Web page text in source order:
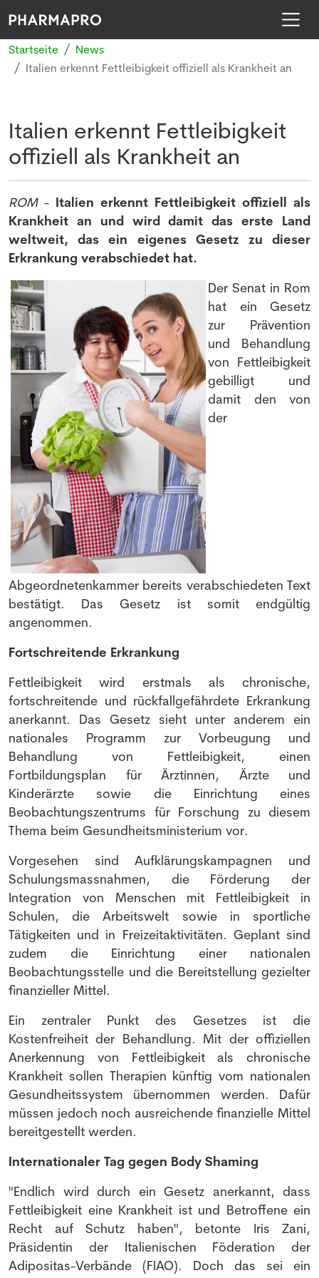
Startseite
News
Italien erkennt Fettleibigkeit offiziell als Krankheit an
Italien erkennt Fettleibigkeit
offiziell als Krankheit an
ROM- Italien erkennt Fettleibigkeit offiziell als
Krankheit an und wird damit das erste Land
weltweit, das ein eigenes Gesetz zu dieser
Erkrankung verabschiedet hat.
Der Senat in Rom
hat ein Gesetz
zur Prävention
und Behandlung
von Fettleibigkeit
gebilligt und
damit den von
der
Abgeordnetenkammer bereits verabschiedeten Text
bestätigt. Das Gesetz ist somit endgültig
angenommen.
Fortschreitende Erkrankung
Fettleibigkeit wird erstmals als chronische,
fortschreitende und rückfallgefährdete Erkrankung
anerkannt. Das Gesetz sieht unter anderem ein
nationales Programm zur Vorbeugung und
Behandlung von Fettleibigkeit, einen
Fortbildungsplan für Ärztinnen, Ärzte und
Kinderärzte sowie die Einrichtung eines
Beobachtungszentrums für Forschung zu diesem
Thema beim Gesundheitsministerium vor.
Vorgesehen sind Aufklärungskampagnen und
Schulungsmassnahmen, die Förderung der
Integration von Menschen mit Fettleibigkeit in
Schulen, die Arbeitswelt sowie in sportliche
Tätigkeiten und in Freizeitaktivitäten. Geplant sind
zudem die Einrichtung einer nationalen
Beobachtungsstelle und die Bereitstellung gezielter
finanzieller Mittel.
Ein zentraler Punkt des Gesetzes ist die
Kostenfreiheit der Behandlung. Mit der offiziellen
Anerkennung von Fettleibigkeit als chronische
Krankheit sollen Therapien künftig vom nationalen
Gesundheitssystem übernommen werden. Dafür
müssen jedoch noch ausreichende finanzielle Mittel
bereitgestellt werden.
Internationaler Tag gegen Body Shaming
"Endlich wird durch ein Gesetz anerkannt, dass
Fettleibigkeit eine Krankheit ist und Betroffene ein
Recht auf Schutz haben", betonte Iris Zani,
Präsidentin der Italienischen Föderation der
Adipositas-Verbände (FIAO). Doch das sei ein